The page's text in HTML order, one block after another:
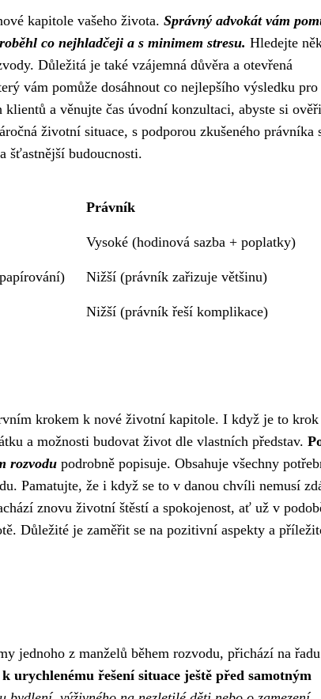
kapitole vašeho života. Správný advokát vám
co nejhladčeji a s minimem stresu. Hledejte
Důležitá je také vzájemná důvěra a otevřená
vám pomůže dosáhnout co nejlepšího výsledku pro
a věnujte čas úvodní konzultaci, abyste si
životní situace, s podporou zkušeného právníka
šťastnější budoucnosti.
Právník
Vysoké (hodinová sazba + poplatky)
Nižší (právník zařizuje většinu)
Nižší (právník řeší komplikace)
krokem k nové životní kapitole. I když je to krok
a možnosti budovat život dle vlastních představ.
rozvodu podrobně popisuje. Obsahuje všechny
Pamatujte, že i když se to v danou chvíli nemusí
znovu životní štěstí a spokojenost, ať už v
Důležité je zaměřit se na pozitivní aspekty a
jednoho z manželů během rozvodu, přichází na řadu
urychlenému řešení situace ještě před samotným